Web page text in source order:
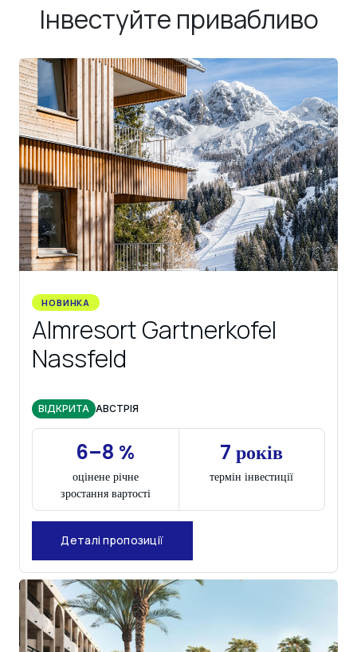
Інвестуйте привабливо
НОВИНКА
Almresort Gartnerkofel
Nassfeld
ВІДКРИТА АВСТРІЯ
Деталі пропозиції
оцінене річне
зростання вартості
6–8 %
термін інвестиції
7 років